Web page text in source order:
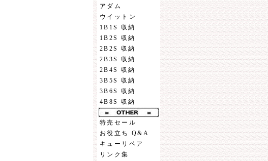
アダム
ウイットン
1B1S 収納
1B2S 収納
2B2S 収納
2B3S 収納
2B4S 収納
3B5S 収納
3B6S 収納
4B8S 収納
特売セール
お役立ち Q&A
キューリペア
リンク集